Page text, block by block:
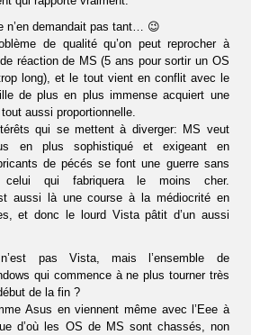
n’en demandait pas tant… 😉
de qualité qu’on peut reprocher à
réaction de MS (5 ans pour sortir un OS
long), et le tout vient en conflit avec le
de plus en plus immense acquiert une
aussi proportionnelle.
qui se mettent à diverger: MS veut
en plus sophistiqué et exigeant en
de pécés se font une guerre sans
qui fabriquera le moins cher.
aussi là une course à la médiocrité en
et donc le lourd Vista pâtit d’un aussi
pas Vista, mais l’ensemble de
qui commence à ne plus tourner très
de la fin ?
Asus en viennent même avec l’Eee à
d’où les OS de MS sont chassés, non